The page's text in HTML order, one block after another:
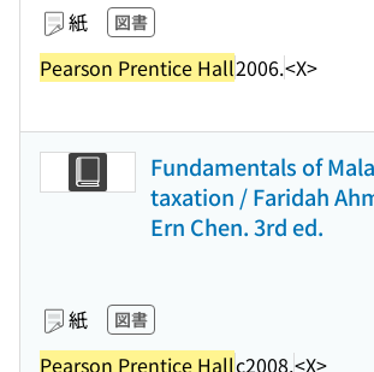
紙 図書
Pearson Prentice Hall2006.<X>
Fundamentals of
taxation / Faridah
Ern Chen. 3rd ed.
紙 図書
Pearson Prentice Hallc2008.<X>